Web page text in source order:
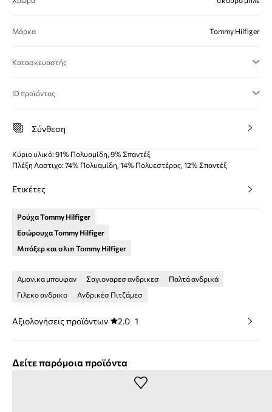
Μάρκα Tommy Hilfiger
Κατασκευαστής
ID προϊόντος
Σύνθεση
Κύριο υλικό: 91% Πολυαμίδη, 9% Σπαντέξ
Πλέξη Λαστιχο: 74% Πολυαμίδη, 14% Πολυεστέρας, 12% Σπαντέξ
Ετικέτες
Ρούχα Tommy Hilfiger
Εσώρουχα Tommy Hilfiger
Μπόξερ και σλιπ Tommy Hilfiger
Αμανικα μπουφαν Σαγιοναρεσ ανδρικεσ
Παλτά ανδρικά
Γιλεκο ανδρικο
Ανδρικέσ Πιτζάμεσ
Αξιολογήσεις προϊόντων 2.0 1
Δείτε παρόμοια προϊόντα